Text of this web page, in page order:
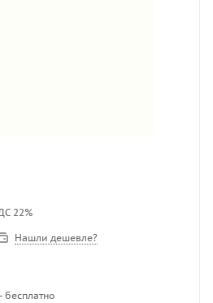
22%
Нашли дешевле?
бесплатно